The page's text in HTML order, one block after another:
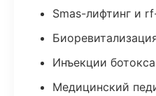
Smas-лифтинг и
Инъекции
Медицинский